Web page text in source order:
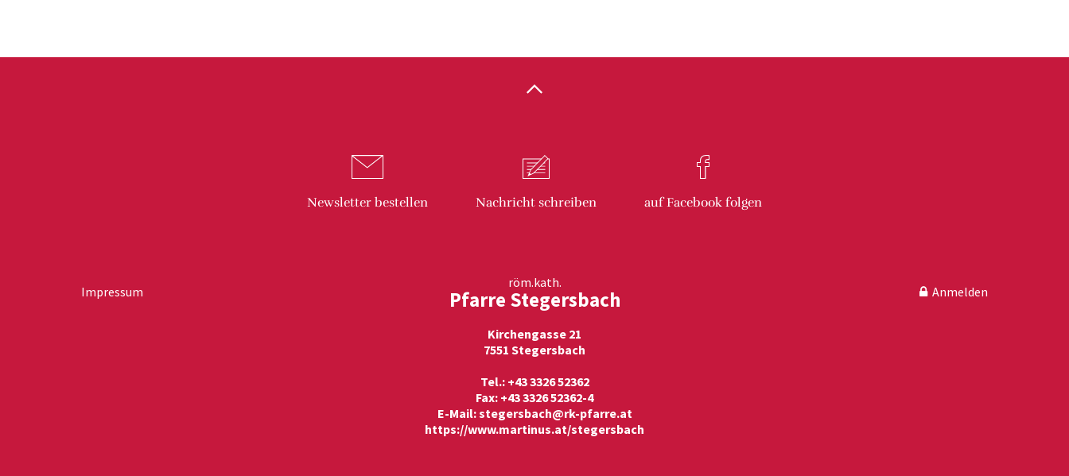
Newsletter bestellen Nachricht schreiben auf Facebook folgen
röm.kath.
Pfarre Stegersbach
Kirchengasse 21
7551 Stegersbach
Tel.: +43 3326 52362
Fax: +43 3326 52362-4
E-Mail:stegersbach@rk-pfarre.at
https://www.martinus.at/stegersbach
Impressum Anmelden